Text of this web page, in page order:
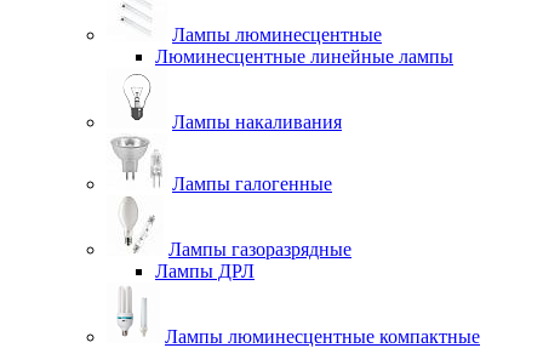
Лампы люминесцентные
Люминесцентные линейные лампы
Лампы накаливания
Лампы галогенные
Лампы газоразрядные
Лампы ДРЛ
Лампы люминесцентные компактные